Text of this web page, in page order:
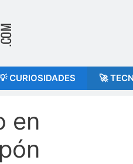
CURIOSIDADES 🚀
en